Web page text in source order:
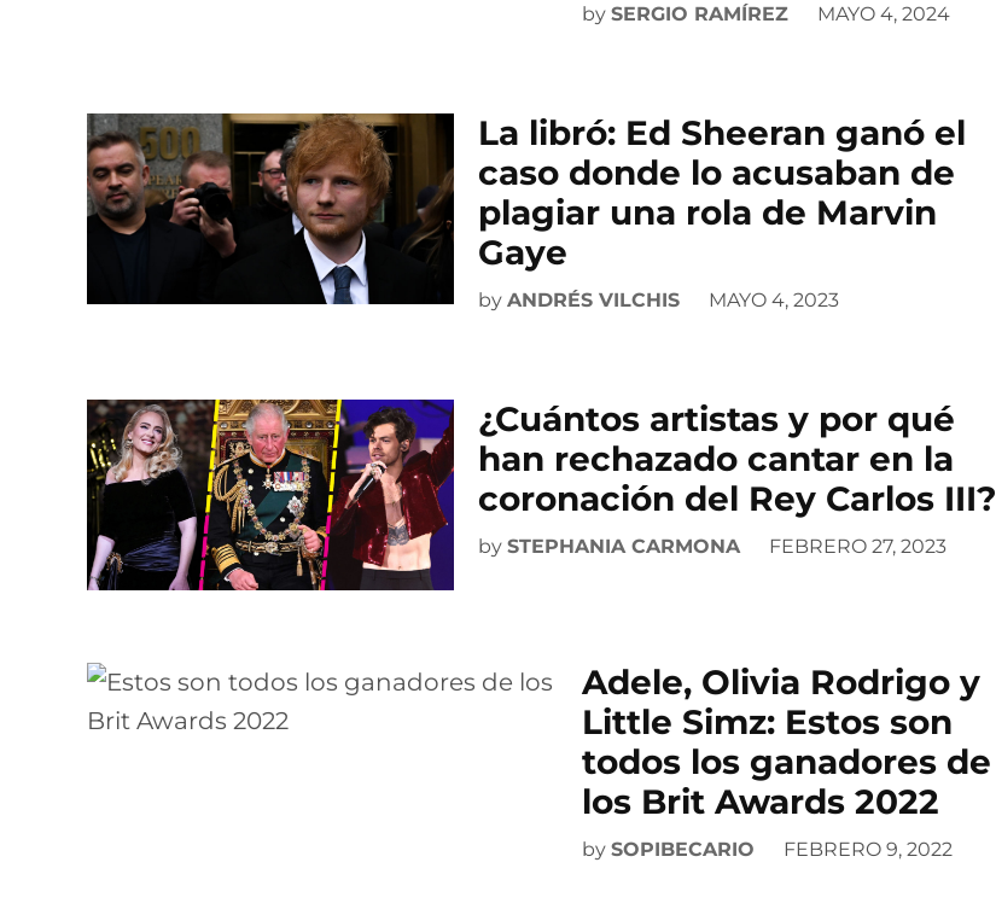
by SERGIO RAMÍREZ MAYO 4, 2024
La libró: Ed Sheeran ganó el
caso donde lo acusaban de
plagiar una rola de Marvin
Gaye
by ANDRÉS VILCHIS MAYO 4, 2023
¿Cuántos artistas y por qué
han rechazado cantar en la
coronación del Rey Carlos III?
by STEPHANIA CARMONA FEBRERO 27, 2023
Adele, Olivia Rodrigo y
Little Simz: Estos son
todos los ganadores de
los Brit Awards 2022
by SOPIBECARIO FEBRERO 9, 2022